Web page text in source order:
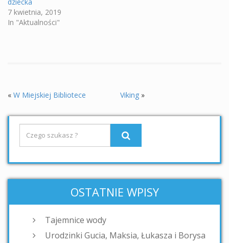
7 kwietnia, 2019
In "Aktualności"
« W Miejskiej Bibliotece Viking»
OSTATNIE WPISY
Tajemnice wody
Urodzinki Gucia, Maksia, Łukasza i Borysa